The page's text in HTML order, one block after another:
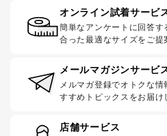
オンライン試着サービ
簡単なアンケートに回答
合った最適なサイズをご提
メールマガジンサービ
メルマガ登録でオトクな
すすめトピックスをお届け
店舗サービス